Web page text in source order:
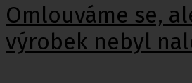
Omlouváme se,
výrobek nebyl